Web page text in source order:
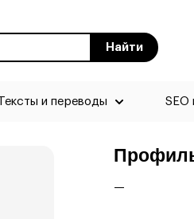
Найти
Тексты и переводы SEO
—